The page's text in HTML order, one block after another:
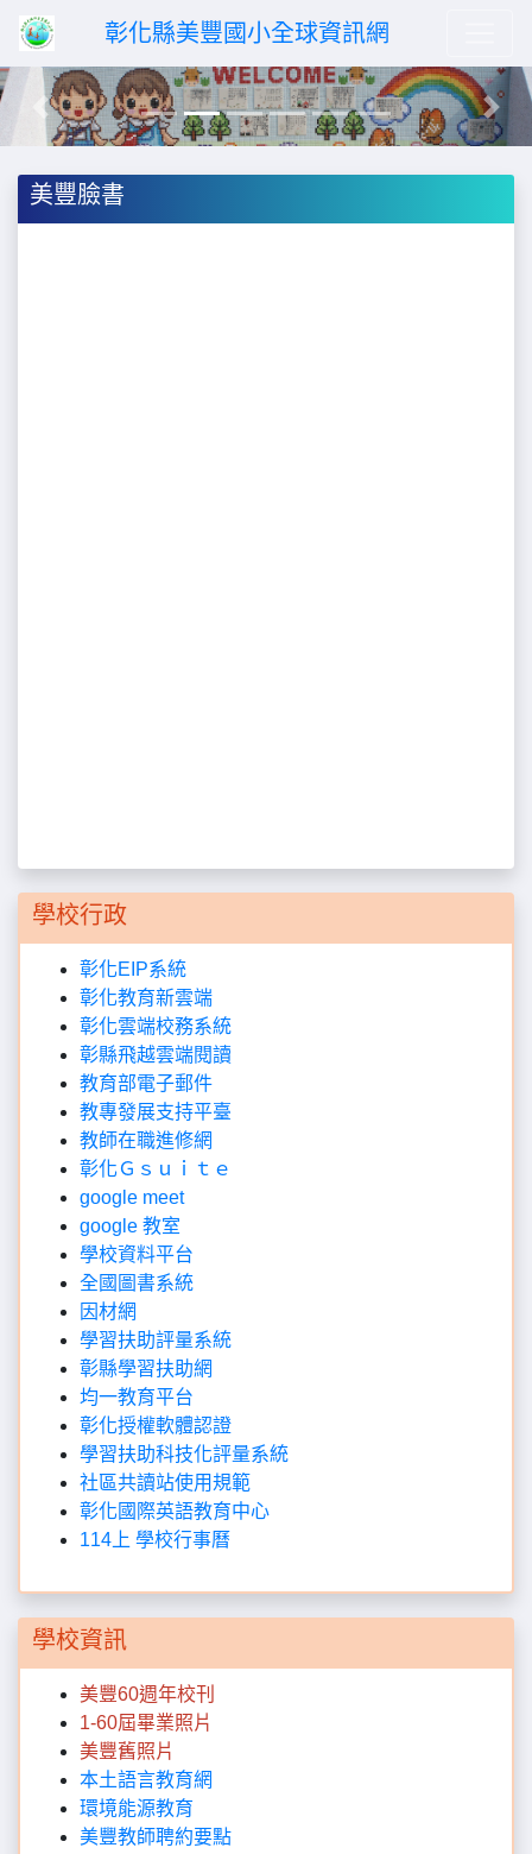
彰化縣美豐國小全球資訊網
Previous Next
美豐臉書
學校行政
彰化EIP系統
彰化教育新雲端
彰化雲端校務系統
彰縣飛越雲端閱讀
教育部電子郵件
教專發展支持平臺
教師在職進修網
彰化Ｇｓｕｉｔｅ
google meet
google 教室
學校資料平台
全國圖書系統
因材網
學習扶助評量系統
彰縣學習扶助網
均一教育平台
彰化授權軟體認證
學習扶助科技化評量系統
社區共讀站使用規範
彰化國際英語教育中心
114上 學校行事曆
學校資訊
美豐60週年校刊
1-60屆畢業照片
美豐舊照片
本土語言教育網
環境能源教育
美豐教師聘約要點